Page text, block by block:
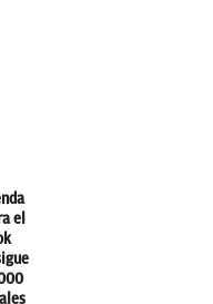
el